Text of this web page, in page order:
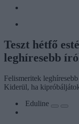
Teszt hétfő
leghíresebb
Felismeritek
Kiderül, ha
Eduline